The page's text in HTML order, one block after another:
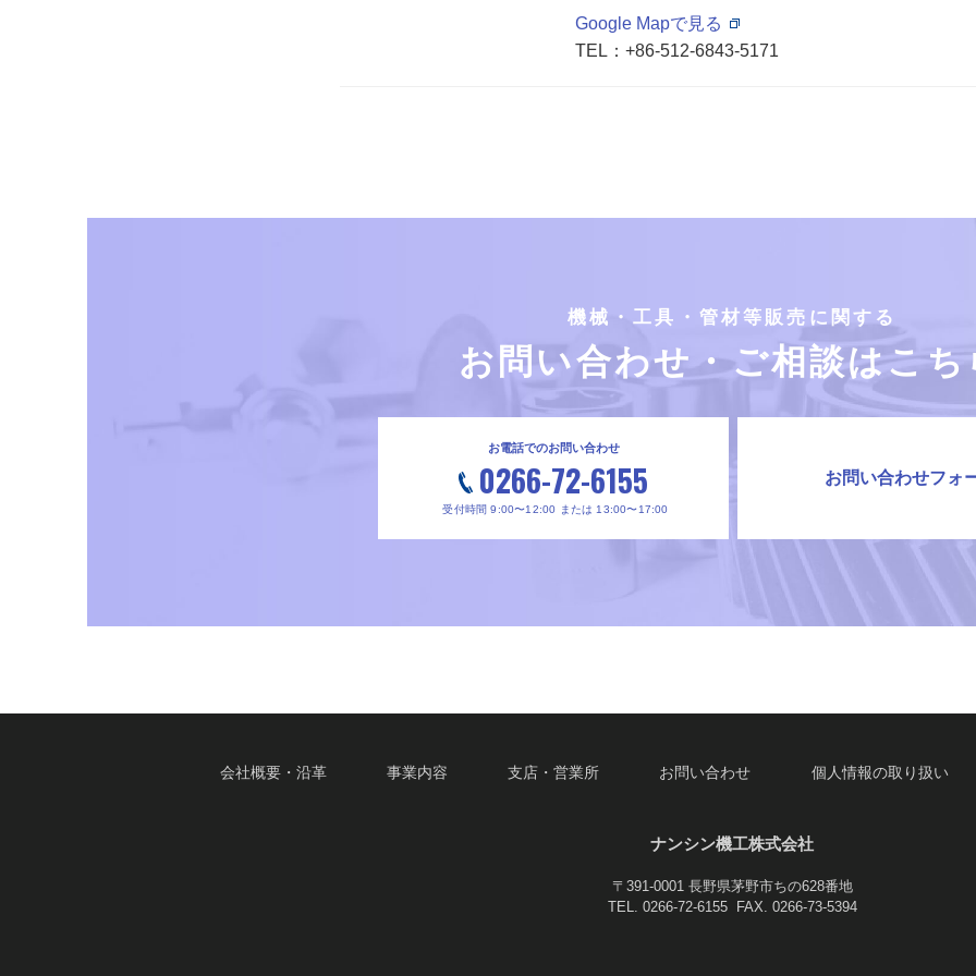
Google Mapで見る
TEL： +86-512-6843-5171
機械・工具・管材等販売に関する
お問い合わせ・ ご相談はこち
お電話でのお問い合わせ
0266-72-6155
受付時間 9:00〜12:00 または 13:00〜17:00
お問い合わせフォ
ナンシン機工株式会社
〒391-0001長野県茅野市ちの628番地
TEL. 0266-72-6155
FAX. 0266-73-5394
会社概要・沿革 事業内容 支店・営業所 お問い合わせ 個人情報の取り扱い